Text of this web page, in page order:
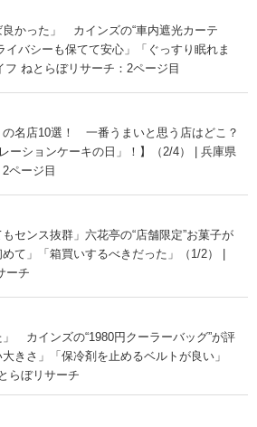
良かった」 カインズの“車内遮光カーテ
バシーも保てて安心」「ぐっすり眠れま
フ ねとらぼリサーチ：2ページ目
の名店10選！ 一番うまいと思う店はどこ？
ーションケーキの日」！】（2/4） | 兵庫県
ページ目
もセンス抜群」六花亭の“店舗限定”お菓子が
て」「箱買いするべきだった」（1/2） |
ーチ
」 カインズの“1980円クーラーバッグ”が評
きさ」「保冷剤を止めるベルトが良い」
らぼリサーチ